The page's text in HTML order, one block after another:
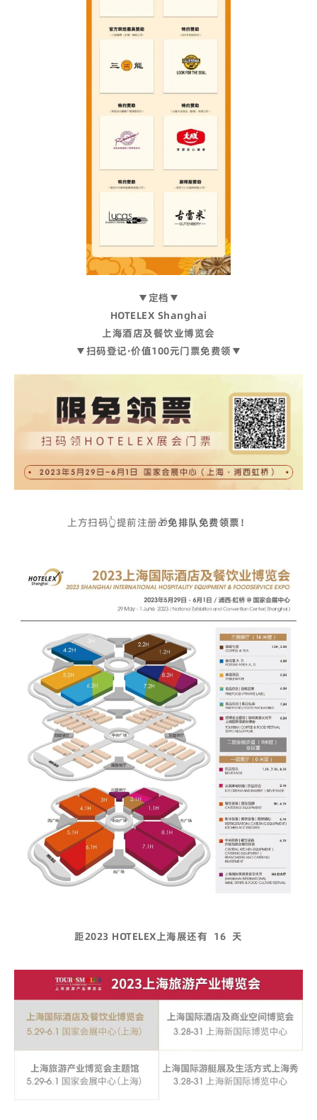
▼定档▼
HOTELEX Shanghai
上海酒店及餐饮业博览会
▼扫码登记·价值100元门票免费领▼
上方扫码👆提前注册🎁免排队免费领票！
距2023 HOTELEX上海展还有 16 天